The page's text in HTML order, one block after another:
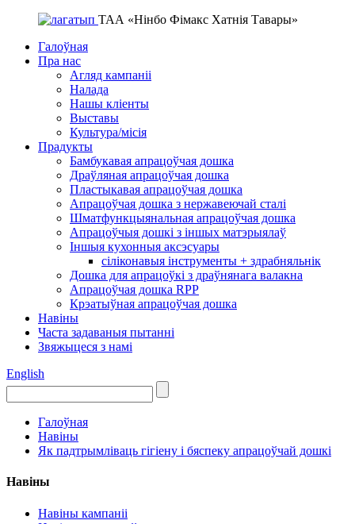
ТАА «Нінбо Фімакс Хатнія Тавары»
Галоўная
Пра нас
Агляд кампаніі
Налада
Нашы кліенты
Выставы
Культура/місія
Прадукты
Бамбукавая апрацоўчая дошка
Драўляная апрацоўчая дошка
Пластыкавая апрацоўчая дошка
Апрацоўчая дошка з нержавеючай сталі
Шматфункцыянальная апрацоўчая дошка
Апрацоўчыя дошкі з іншых матэрыялаў
Іншыя кухонныя аксэсуары
сіліконавыя інструменты + здрабняльнік
Дошка для апрацоўкі з драўнянага валакна
Апрацоўчая дошка RPP
Крэатыўная апрацоўчая дошка
Навіны
Часта задаваныя пытанні
Звяжыцеся з намі
English
Галоўная
Навіны
Як падтрымліваць гігіену і бяспеку апрацоўчай дошкі
Навіны
Навіны кампаніі